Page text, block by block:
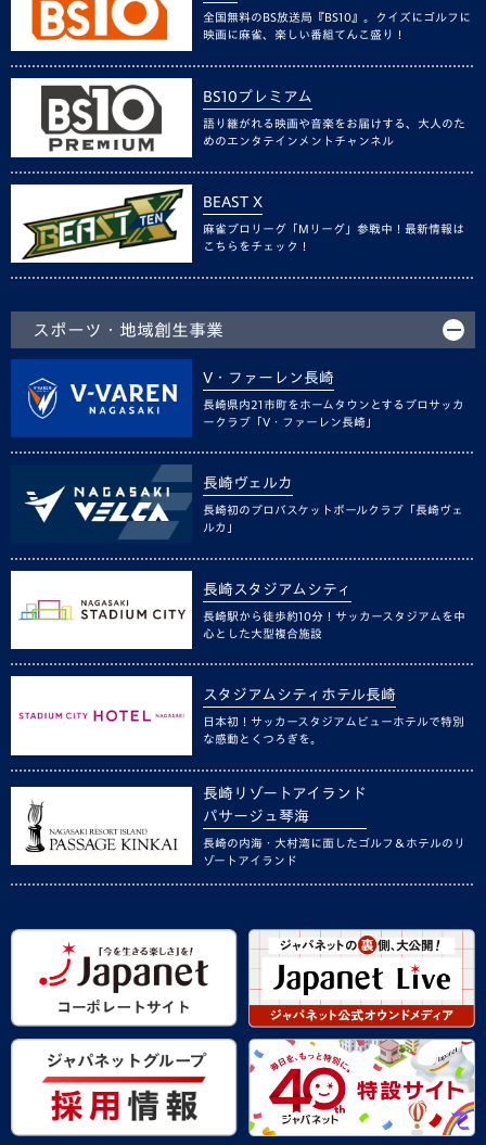
全国無料のBS放送局『BS10』。クイズにゴルフに
映画に麻雀、楽しい番組てんこ盛り！
BS10プレミアム
語り継がれる映画や音楽をお届けする、大人のた
めのエンタテインメントチャンネル
BEAST X
麻雀プロリーグ「Mリーグ」参戦中！最新情報は
こちらをチェック！
スポーツ・地域創生事業
V・ファーレン長崎
長崎県内21市町をホームタウンとするプロサッカ
ークラブ「V・ファーレン長崎」
長崎ヴェルカ
長崎初のプロバスケットボールクラブ「長崎ヴェ
ルカ」
長崎スタジアムシティ
長崎駅から徒歩約10分！サッカースタジアムを中
心とした大型複合施設
スタジアムシティホテル長崎
日本初！サッカースタジアムビューホテルで特別
な感動とくつろぎを。
長崎リゾートアイランド
パサージュ琴海
長崎の内海・大村湾に面したゴルフ＆ホテルのリ
ゾートアイランド